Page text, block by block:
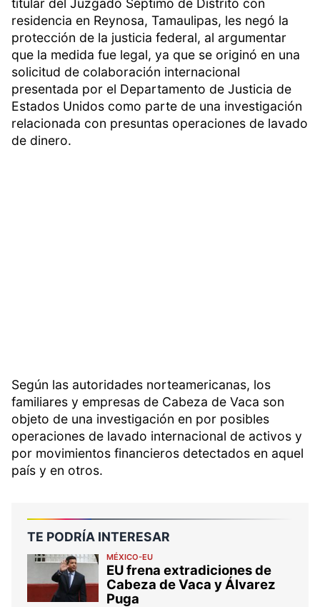
residencia en Reynosa, Tamaulipas, les negó la
protección de la justicia federal, al argumentar
que la medida fue legal, ya que se originó en una
solicitud de colaboración internacional
presentada por el Departamento de Justicia de
Estados Unidos como parte de una investigación
relacionada con presuntas operaciones de lavado
de dinero.
Según las autoridades norteamericanas, los
familiares y empresas de Cabeza de Vaca son
objeto de una investigación en por posibles
operaciones de lavado internacional de activos y
por movimientos financieros detectados en aquel
país y en otros.
TE PODRÍA INTERESAR
MÉXICO-EU
EU frena extradiciones de
Cabeza de Vaca y Álvarez
Puga